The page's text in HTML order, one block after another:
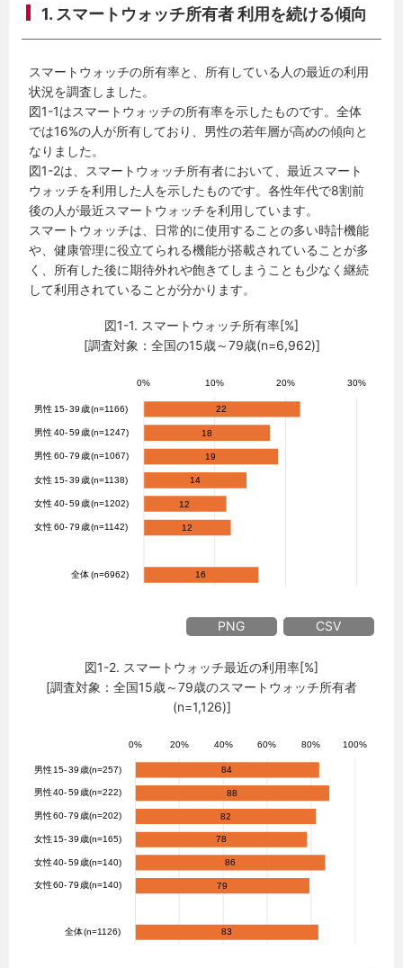
1. スマートウォッチ所有者 利用を続ける傾向
スマートウォッチの所有率と、所有している人の最近の利用
状況を調査しました。
図1-1はスマートウォッチの所有率を示したものです。全体
では16%の人が所有しており、男性の若年層が高めの傾向と
なりました。
図1-2は、スマートウォッチ所有者において、最近スマート
ウォッチを利用した人を示したものです。各性年代で8割前
後の人が最近スマートウォッチを利用しています。
スマートウォッチは、日常的に使用することの多い時計機能
や、健康管理に役立てられる機能が搭載されていることが多
く、所有した後に期待外れや飽きてしまうことも少なく継続
して利用されていることが分かります。
図1-1. スマートウォッチ所有率[%]
[調査対象：全国の15歳～79歳(n=6,962)]
PNG CSV
図1-2. スマートウォッチ最近の利用率[%]
[調査対象：全国15歳～79歳のスマートウォッチ所有者
(n=1,126)]